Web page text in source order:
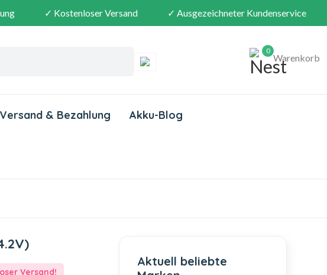
✓ Kostenloser Versand ✓ Ausgezeichneter Kundenservice
0
Warenkorb
Versand & Bezahlung Akku-Blog
Versand!
Aktuell beliebte